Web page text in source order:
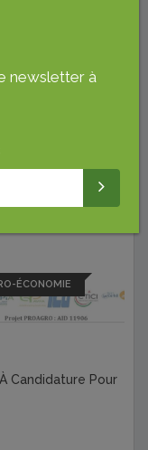
ÉCONOMIE
Candidature Pour
newsletter à